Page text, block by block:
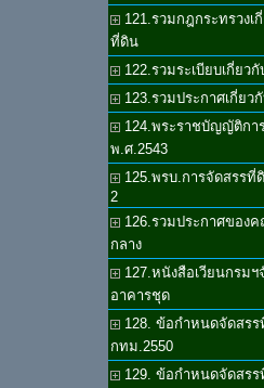
121.รวมกฎกระทรวงเ
ที่ดิน
122.รวมระเบียบเกี่ยว
123.รวมประกาศเกี่ย
124.พระราชบัญญัติกา
พ.ศ.2543
125.พรบ.การจัดสรร
2
126.รวมประกาศของ
กลาง
127.หนังสือเวียนกรม
อาคารชุด
128. ข้อกำหนดจัดสร
กทม.2550
129. ข้อกำหนดจัดสร